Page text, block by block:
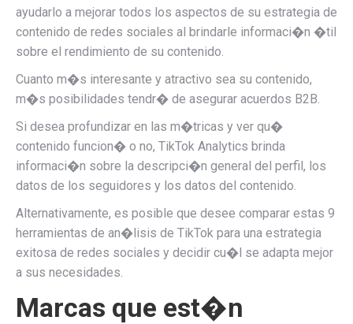
ayudarlo a mejorar todos los aspectos de su estrategia de
contenido de redes sociales al brindarle informaci�n �til
sobre el rendimiento de su contenido.
Cuanto m�s interesante y atractivo sea su contenido,
m�s posibilidades tendr� de asegurar acuerdos B2B.
Si desea profundizar en las m�tricas y ver qu�
contenido funcion� o no, TikTok Analytics brinda
informaci�n sobre la descripci�n general del perfil, los
datos de los seguidores y los datos del contenido.
Alternativamente, es posible que desee comparar estas 9
herramientas de an�lisis de TikTok para una estrategia
exitosa de redes sociales y decidir cu�l se adapta mejor
a sus necesidades.
Marcas que est�n